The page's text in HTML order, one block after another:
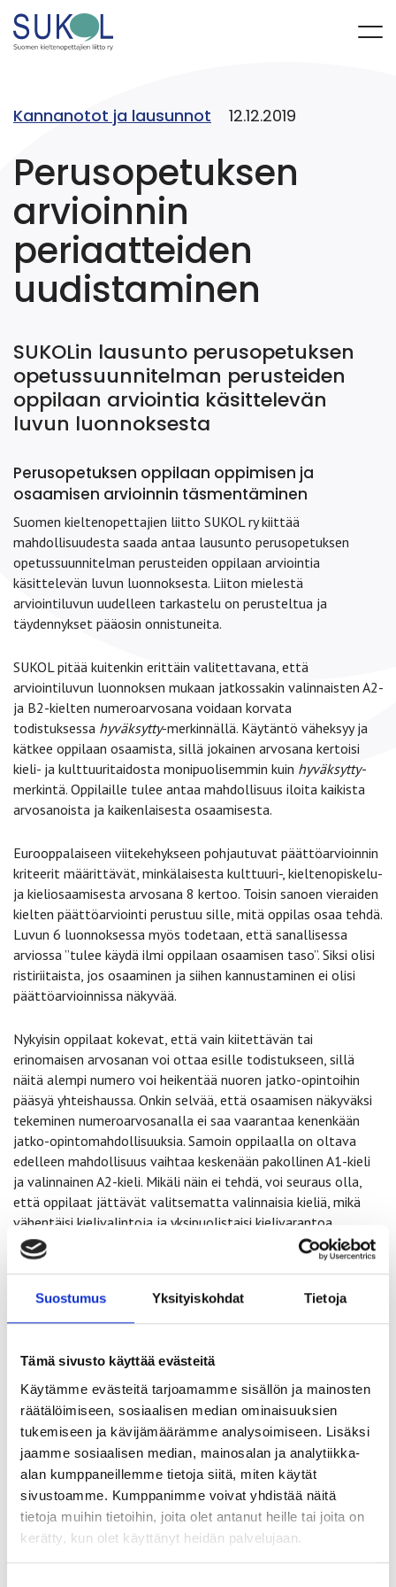
Suostumus Yksityiskohdat Tietoja
Tämä sivusto käyttää evästeitä
Käytämme evästeitä tarjoamamme sisällön ja mainosten
räätälöimiseen, sosiaalisen median ominaisuuksien
tukemiseen ja kävijämäärämme analysoimiseen. Lisäksi
jaamme sosiaalisen median, mainosalan ja analytiikka-
alan kumppaneillemme tietoja siitä, miten käytät
sivustoamme. Kumppanimme voivat yhdistää näitä
tietoja muihin tietoihin, joita olet antanut heille tai joita on
kerätty, kun olet käyttänyt heidän palvelujaan.
Kannanotot ja lausunnot 12.12.2019
Perusopetuksen
arvioinnin
periaatteiden
uudistaminen
SUKOLin lausunto perusopetuksen
opetussuunnitelman perusteiden
oppilaan arviointia käsittelevän
luvun luonnoksesta
Perusopetuksen oppilaan oppimisen ja
osaamisen arvioinnin täsmentäminen
Suomen kieltenopettajien liitto SUKOL ry kiittää
mahdollisuudesta saada antaa lausunto perusopetuksen
opetussuunnitelman perusteiden oppilaan arviointia
käsittelevän luvun luonnoksesta. Liiton mielestä
arviointiluvun uudelleen tarkastelu on perusteltua ja
täydennykset pääosin onnistuneita.
SUKOL pitää kuitenkin erittäin valitettavana, että
arviointiluvun luonnoksen mukaan jatkossakin valinnaisten A2-
ja B2-kielten numeroarvosana voidaan korvata
todistuksessa hyväksytty-merkinnällä. Käytäntö väheksyy ja
kätkee oppilaan osaamista, sillä jokainen arvosana kertoisi
kieli- ja kulttuuritaidosta monipuolisemmin kuin hyväksytty-
merkintä. Oppilaille tulee antaa mahdollisuus iloita kaikista
arvosanoista ja kaikenlaisesta osaamisesta.
Eurooppalaiseen viitekehykseen pohjautuvat päättöarvioinnin
kriteerit määrittävät, minkälaisesta kulttuuri-, kieltenopiskelu-
ja kieliosaamisesta arvosana 8 kertoo. Toisin sanoen vieraiden
kielten päättöarviointi perustuu sille, mitä oppilas osaa tehdä.
Luvun 6 luonnoksessa myös todetaan, että sanallisessa
arviossa ”tulee käydä ilmi oppilaan osaamisen taso”. Siksi olisi
ristiriitaista, jos osaaminen ja siihen kannustaminen ei olisi
päättöarvioinnissa näkyvää.
Nykyisin oppilaat kokevat, että vain kiitettävän tai
erinomaisen arvosanan voi ottaa esille todistukseen, sillä
näitä alempi numero voi heikentää nuoren jatko-opintoihin
pääsyä yhteishaussa. Onkin selvää, että osaamisen näkyväksi
tekeminen numeroarvosanalla ei saa vaarantaa kenenkään
jatko-opintomahdollisuuksia. Samoin oppilaalla on oltava
edelleen mahdollisuus vaihtaa keskenään pakollinen A1-kieli
ja valinnainen A2-kieli. Mikäli näin ei tehdä, voi seuraus olla,
että oppilaat jättävät valitsematta valinnaisia kieliä, mikä
vähentäisi kielivalintoja ja yksipuolistaisi kielivarantoa
entisestään.
kuitenkaan saa ohjata arviointikäytänteitä eivätkä estää
suomalaisnuorten kielitaidon esille tuomista.
Perusopetuksen kielivalinnat ovat yksipuolistuneet, ja nykyisin
noin 80 prosenttia oppilaista opiskelee peruskoulun aikana
toisen kotimaisten rinnalla vain yhtä vierasta kieltä, joka on
englanti lähes poikkeuksetta. Tämän lisäksi B2-kielten
valinnat ovat kokonaisuudessaan vähentyneet viimeisen 20
vuoden aikana.
Monipuolinen kieltenopiskelu laajentaa ja syventää oppilaan
osaamista. Sen pitää tuoda oppilaalle lisäarvoa, ja sitä pitää